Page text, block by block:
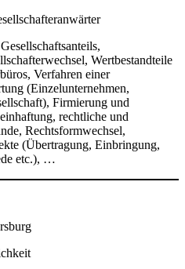
Wertbestandteile
Verfahren einer
(Einzelunternehmen,
Firmierung und
rechtliche und
Rechtsformwechsel,
(Übertragung, Einbringung,
etc.), …